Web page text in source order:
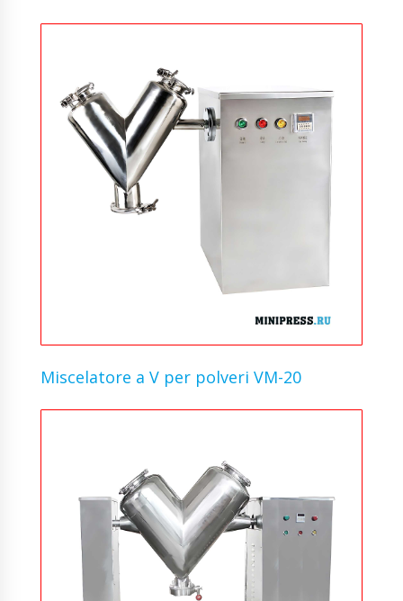
Miscelatore a V per polveri VM-20